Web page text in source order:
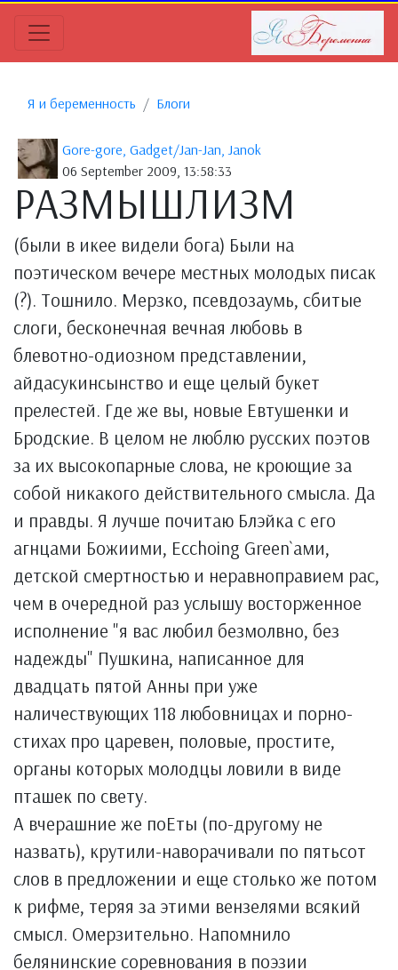
Я и беременность Блоги
Gore-gore, Gadget/Jan-Jan, Janok
06 September 2009, 13:58:33
РАЗМЫШЛИЗМ
(были в икее видели бога) Были на
поэтическом вечере местных молодых писак
(?). Тошнило. Мерзко, псевдозаумь, сбитые
слоги, бесконечная вечная любовь в
блевотно-одиозном представлении,
айдасукинсынство и еще целый букет
прелестей. Где же вы, новые Евтушенки и
Бродские. В целом не люблю русских поэтов
за их высокопарные слова, не кроющие за
собой никакого действительного смысла. Да
и правды. Я лучше почитаю Блэйка с его
агнцами Божиими, Ecchoing Green`ами,
детской смертностью и неравноправием рас,
чем в очередной раз услышу восторженное
исполнение "я вас любил безмолвно, без
надежды" Пушкина, написанное для
двадцать пятой Анны при уже
наличествующих 118 любовницах и порно-
стихах про царевен, половые, простите,
органы которых молодцы ловили в виде
пташек по свету.
А вчерашние же поЕты (по-другому не
назвать), крутили-наворачивали по пятьсот
слов в предложении и еще столько же потом
к рифме, теряя за этими вензелями всякий
смысл. Омерзительно. Напомнило
белянинские соревнования в поэзии